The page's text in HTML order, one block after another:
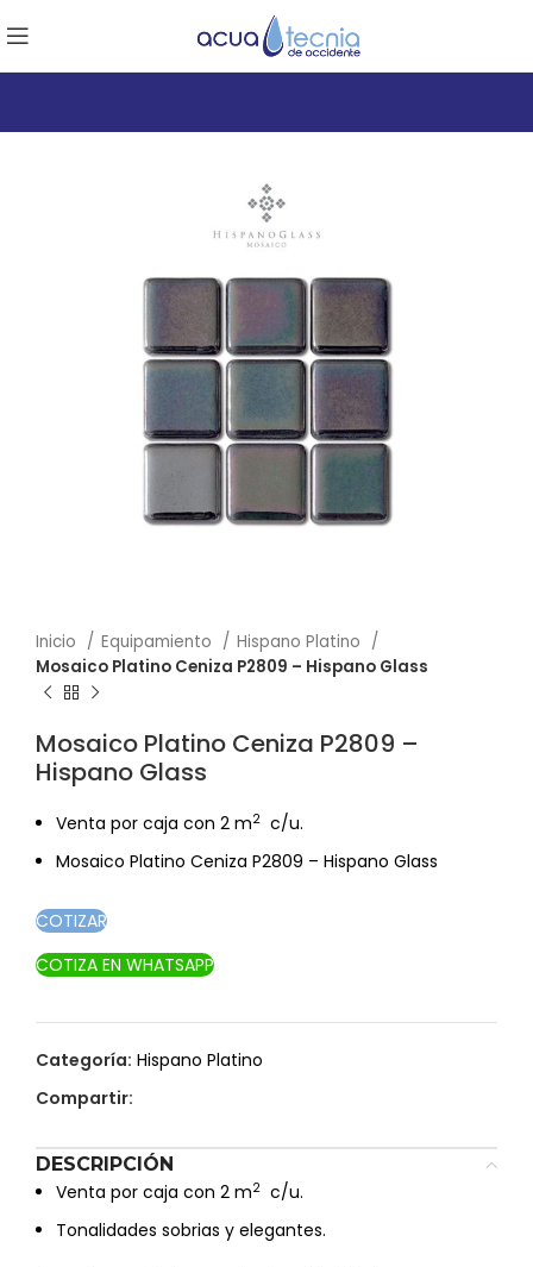
Inicio Equipamiento
Hispano Platino
Mosaico Platino Ceniza P2809 – Hispano Glass
Mosaico Platino Ceniza P2809 –
Hispano Glass
Venta por caja con 2 m2 c/u.
Mosaico Platino Ceniza P2809 – Hispano Glass
COTIZAR
COTIZA EN WHATSAPP
Categoría: Hispano Platino
Compartir:
DESCRIPCIÓN
Venta por caja con 2 m2 c/u.
Tonalidades sobrias y elegantes.